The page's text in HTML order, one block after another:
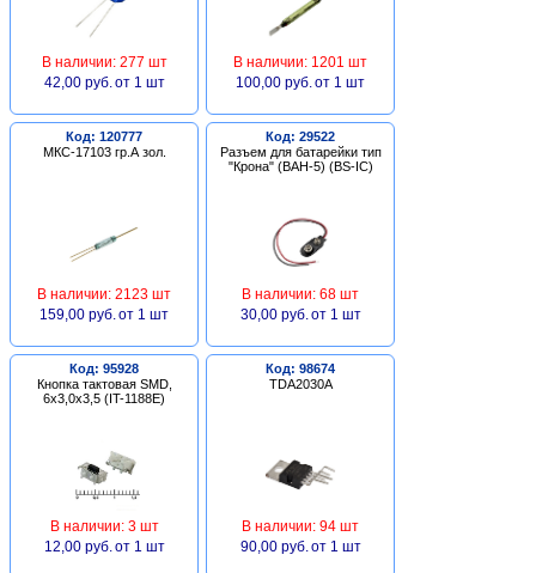
В наличии: 277 шт
42,00 руб. от 1 шт
В наличии: 1201 шт
100,00 руб. от 1 шт
Код: 120777
МКС-17103 гр.А зол.
В наличии: 2123 шт
159,00 руб. от 1 шт
Код: 29522
Разъем для батарейки тип
"Крона" (BAH-5) (BS-IC)
В наличии: 68 шт
30,00 руб. от 1 шт
Код: 95928
Кнопка тактовая SMD,
6х3,0х3,5 (IT-1188E)
В наличии: 3 шт
12,00 руб. от 1 шт
Код: 98674
TDA2030A
В наличии: 94 шт
90,00 руб. от 1 шт